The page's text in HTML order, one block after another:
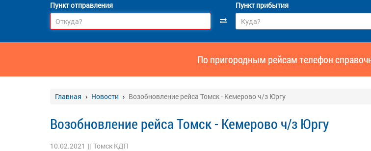
Пункт отправления Пункт прибытия
По пригородным рейсам телефон
Главная Новости Возобновление рейса Томск - Кемерово ч/з Юргу
Возобновление рейса Томск - Кемерово ч/з Юргу
10.02.2021 || Томск КДП